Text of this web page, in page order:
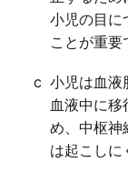
小児の目に
ことが重要
c 小児は血液
血液中に
め、中枢神
は起こしに